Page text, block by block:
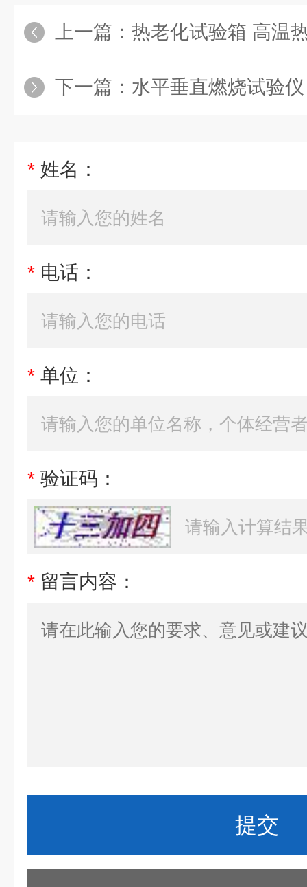
上一篇： 热老化试验箱 高温
下一篇： 水平垂直燃烧试验仪
* 姓名：
* 电话：
* 单位：
* 验证码：
* 留言内容：